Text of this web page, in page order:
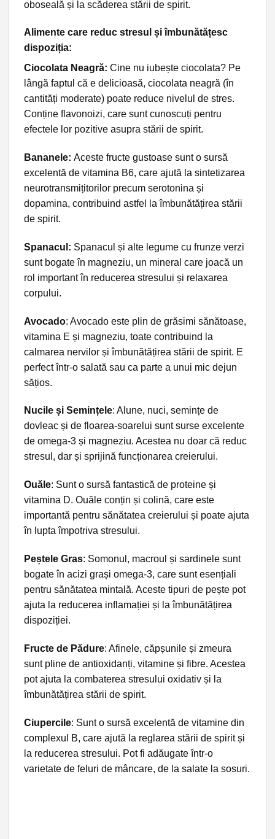
oboseală și la scăderea stării de spirit.
Alimente care reduc stresul și îmbunătățesc
dispoziția:
Ciocolata Neagră: Cine nu iubește ciocolata? Pe
lângă faptul că e delicioasă, ciocolata neagră (în
cantități moderate) poate reduce nivelul de stres.
Conține flavonoizi, care sunt cunoscuți pentru
efectele lor pozitive asupra stării de spirit.
Bananele: Aceste fructe gustoase sunt o sursă
excelentă de vitamina B6, care ajută la sintetizarea
neurotransmițitorilor precum serotonina și
dopamina, contribuind astfel la îmbunătățirea stării
de spirit.
Spanacul: Spanacul și alte legume cu frunze verzi
sunt bogate în magneziu, un mineral care joacă un
rol important în reducerea stresului și relaxarea
corpului.
Avocado: Avocado este plin de grăsimi sănătoase,
vitamina E și magneziu, toate contribuind la
calmarea nervilor și îmbunătățirea stării de spirit. E
perfect într-o salată sau ca parte a unui mic dejun
sățios.
Nucile și Semințele: Alune, nuci, semințe de
dovleac și de floarea-soarelui sunt surse excelente
de omega-3 și magneziu. Acestea nu doar că reduc
stresul, dar și sprijină funcționarea creierului.
Ouăle: Sunt o sursă fantastică de proteine și
vitamina D. Ouăle conțin și colină, care este
importantă pentru sănătatea creierului și poate ajuta
în lupta împotriva stresului.
Peștele Gras: Somonul, macroul și sardinele sunt
bogate în acizi grași omega-3, care sunt esențiali
pentru sănătatea mintală. Aceste tipuri de pește pot
ajuta la reducerea inflamației și la îmbunătățirea
dispoziției.
Fructe de Pădure: Afinele, căpșunile și zmeura
sunt pline de antioxidanți, vitamine și fibre. Acestea
pot ajuta la combaterea stresului oxidativ și la
îmbunătățirea stării de spirit.
Ciupercile: Sunt o sursă excelentă de vitamine din
complexul B, care ajută la reglarea stării de spirit și
la reducerea stresului. Pot fi adăugate într-o
varietate de feluri de mâncare, de la salate la sosuri.